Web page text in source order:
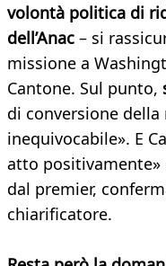
volontà politica di
dell’Anac – si
missione a
Cantone. Sul punto,
di conversione
inequivocabile». E
atto positivamente»
dal premier,
chiarificatore.